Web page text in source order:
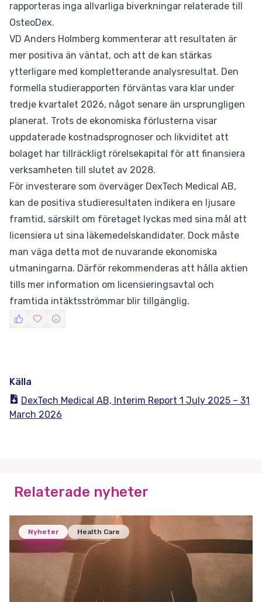
rapporteras inga allvarliga biverkningar relaterade till
OsteoDex.
VD Anders Holmberg kommenterar att resultaten är
mer positiva än väntat, och att de kan stärkas
ytterligare med kompletterande analysresultat. Den
formella studierapporten förväntas vara klar under
tredje kvartalet 2026, något senare än ursprungligen
planerat. Trots de ekonomiska förlusterna visar
uppdaterade kostnadsprognoser och likviditet att
bolaget har tillräckligt rörelsekapital för att finansiera
verksamheten till slutet av 2028.
För investerare som överväger DexTech Medical AB,
kan de positiva studieresultaten indikera en ljusare
framtid, särskilt om företaget lyckas med sina mål att
licensiera ut sina läkemedelskandidater. Dock måste
man väga detta mot de nuvarande ekonomiska
utmaningarna. Därför rekommenderas att hålla aktien
tills mer information om licensieringsavtal och
framtida intäktsströmmar blir tillgänglig.
Källa
DexTech Medical AB, Interim Report 1 July 2025 – 31
March 2026
Relaterade nyheter
Nyheter Health Care